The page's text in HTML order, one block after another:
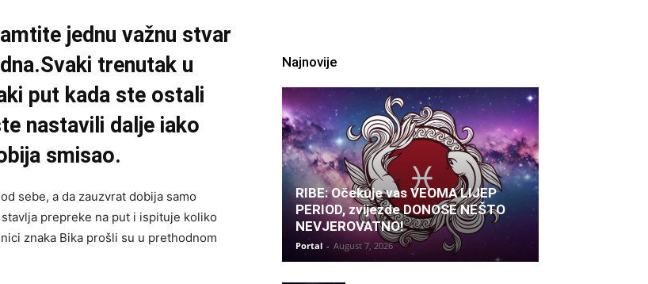
jednu važnu stvar
trenutak u
put kada ste ostali
nastavili dalje iako
smisao.
sebe, a da zauzvrat dobija samo
prepreke na put i ispituje koliko
znaka Bika prošli su u prethodnom
Najnovije
RIBE: Očekuje vas VEOMA LIJEP
PERIOD, zvijezde DONOSE NEŠTO
NEVJEROVATNO!
Portal - August 7, 2026